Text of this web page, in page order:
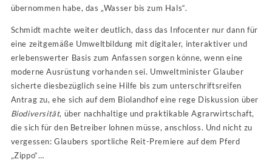
übernommen habe, das „Wasser bis zum Hals“.
Schmidt machte weiter deutlich, dass das Infocenter nur dann für
eine zeitgemäße Umweltbildung mit digitaler, interaktiver und
erlebenswerter Basis zum Anfassen sorgen könne, wenn eine
moderne Ausrüstung vorhanden sei. Umweltminister Glauber
sicherte diesbezüglich seine Hilfe bis zum unterschriftsreifen
Antrag zu, ehe sich auf dem Biolandhof eine rege Diskussion über
Biodiversität, über nachhaltige und praktikable Agrarwirtschaft,
die sich für den Betreiber lohnen müsse, anschloss. Und nicht zu
vergessen: Glaubers sportliche Reit-Premiere auf dem Pferd
„Zippo“…